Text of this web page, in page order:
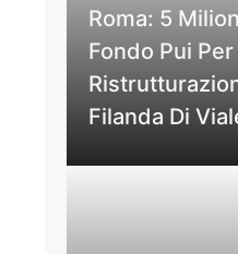
Roma: 5
Fondo Pui Per
Filanda Di